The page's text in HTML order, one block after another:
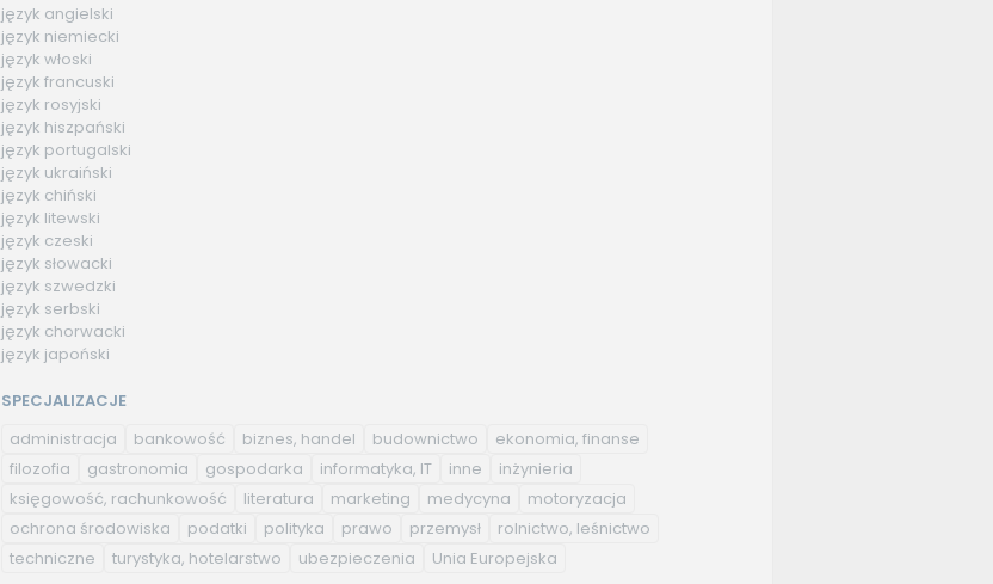
język angielski
język niemiecki
język włoski
język francuski
język rosyjski
język hiszpański
język portugalski
język ukraiński
język chiński
język litewski
język czeski
język słowacki
język szwedzki
język serbski
język chorwacki
język japoński
SPECJALIZACJE
administracja
bankowość biznes, handel budownictwo
ekonomia, finanse
filozofia
gastronomia gospodarka informatyka, IT inne
inżynieria
księgowość, rachunkowość
literatura marketing medycyna
motoryzacja
ochrona środowiska
podatki polityka prawo przemysł
rolnictwo, leśnictwo
techniczne
turystyka, hotelarstwo ubezpieczenia Unia Europejska